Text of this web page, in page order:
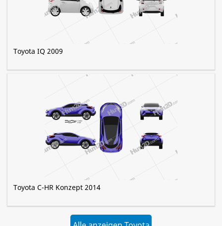
Toyota IQ 2009
Toyota C-HR Konzept 2014